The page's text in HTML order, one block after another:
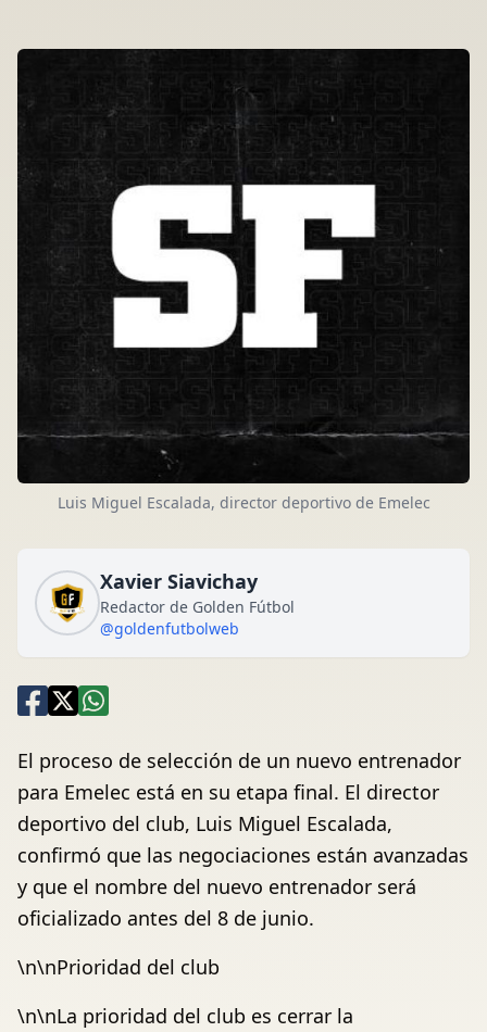
Luis Miguel Escalada, director deportivo de Emelec
Xavier Siavichay
Redactor de Golden Fútbol
@goldenfutbolweb
El proceso de selección de un nuevo entrenador
para Emelec está en su etapa final. El director
deportivo del club, Luis Miguel Escalada,
confirmó que las negociaciones están avanzadas
y que el nombre del nuevo entrenador será
oficializado antes del 8 de junio.
\n\nPrioridad del club
\n\nLa prioridad del club es cerrar la